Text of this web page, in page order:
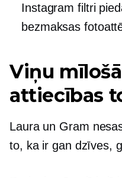
Instagram filtri
bezmaksas
Viņu
attiecības
Laura un Gram
to, ka ir gan dzīves,